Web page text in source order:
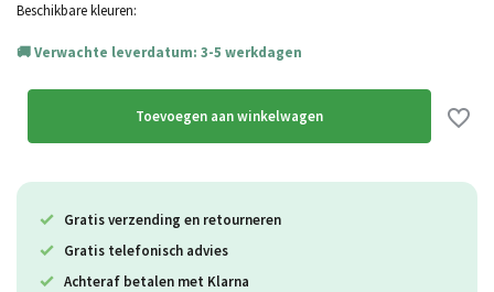
Beschikbare kleuren:
Verwachte leverdatum: 3-5 werkdagen
Toevoegen aan winkelwagen
Gratis verzending en retourneren
Gratis telefonisch advies
Achteraf betalen met Klarna